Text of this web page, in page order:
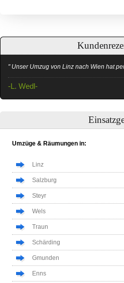
" Unser Umzug von Linz nach Wien hat
-L. Wedl-
Umzüge & Räumungen in:
Linz
Salzburg
Steyr
Wels
Traun
Schärding
Gmunden
Enns